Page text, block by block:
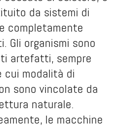
da sistemi di
completamente
Gli organismi sono
artefatti, sempre
cui modalità di
sono vincolate da
naturale.
le macchine